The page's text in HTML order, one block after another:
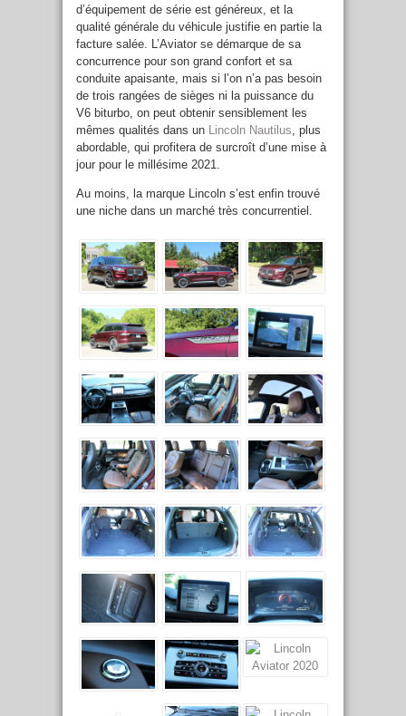
d’équipement de série est généreux, et la
qualité générale du véhicule justifie en partie la
facture salée. L’Aviator se démarque de sa
concurrence pour son grand confort et sa
conduite apaisante, mais si l’on n’a pas besoin
de trois rangées de sièges ni la puissance du
V6 biturbo, on peut obtenir sensiblement les
mêmes qualités dans un Lincoln Nautilus , plus
abordable, qui profitera de surcroît d’une mise à
jour pour le millésime 2021.
Au moins, la marque Lincoln s’est enfin trouvé
une niche dans un marché très concurrentiel.